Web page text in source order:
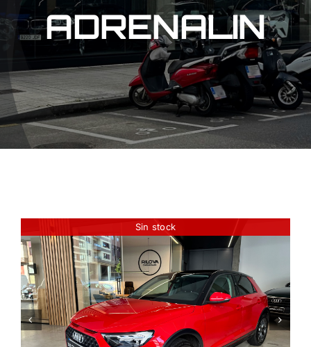
ADRENALIN
Sin stock